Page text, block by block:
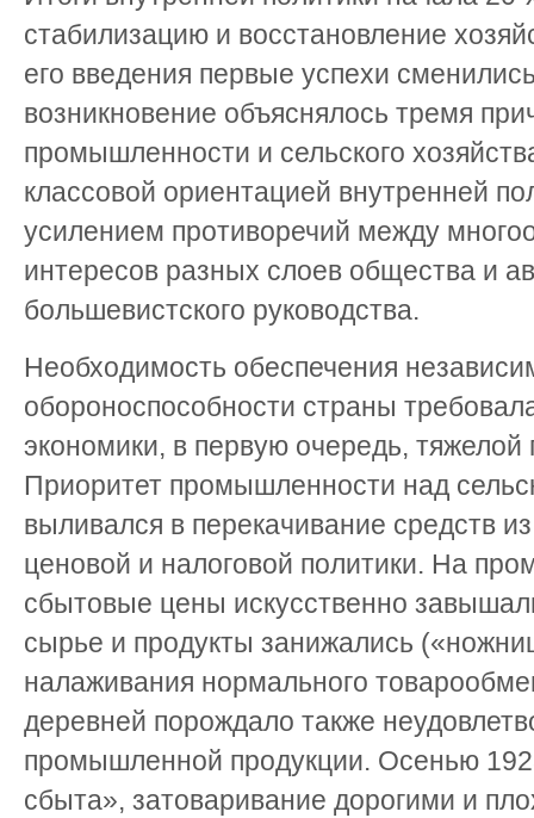
стабилизацию и восстановление
его введения первые успехи
возникновение объяснялось тремя
промышленности и сельского
классовой ориентацией внутренней
усилением противоречий между
интересов разных слоев общества и
большевистского руководства.
Необходимость обеспечения
обороноспособности страны
экономики, в первую очередь,
Приоритет промышленности над
выливался в перекачивание средств
ценовой и налоговой политики. На
сбытовые цены искусственно
сырье и продукты занижались
налаживания нормального
деревней порождало также
промышленной продукции. Осенью
сбыта», затоваривание дорогими и